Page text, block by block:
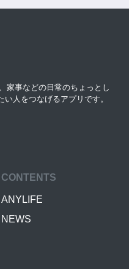
家事などの日常のちょっとし
人をつなげるアプリです。
CONTENTS
ANYLIFE
NEWS